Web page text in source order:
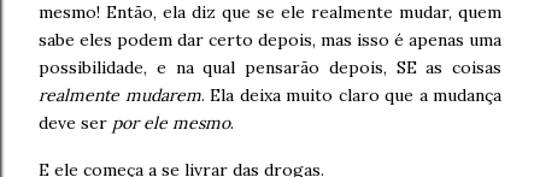
mesmo! Então, ela diz que se ele realmente mudar, quem
sabe eles podem dar certo depois, mas isso é apenas uma
possibilidade, e na qual pensarão depois, SE as coisas
realmente mudarem. Ela deixa muito claro que a mudança
deve ser por ele mesmo.
E ele começa a se livrar das drogas.